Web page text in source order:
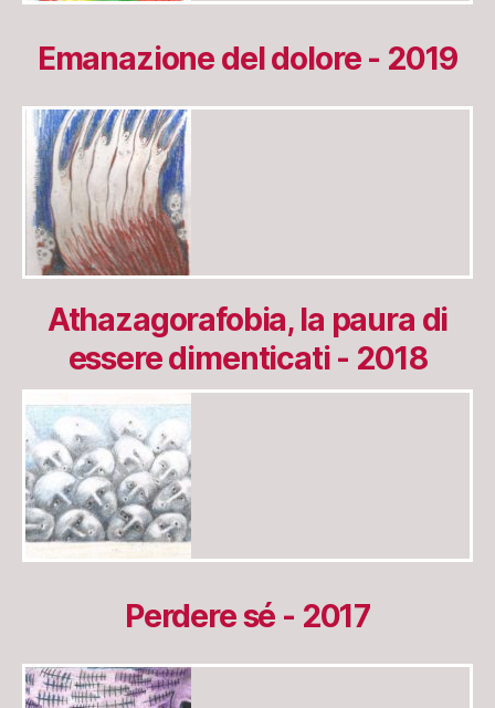
Emanazione del dolore - 2019
Athazagorafobia, la paura di
essere dimenticati - 2018
Perdere sé - 2017